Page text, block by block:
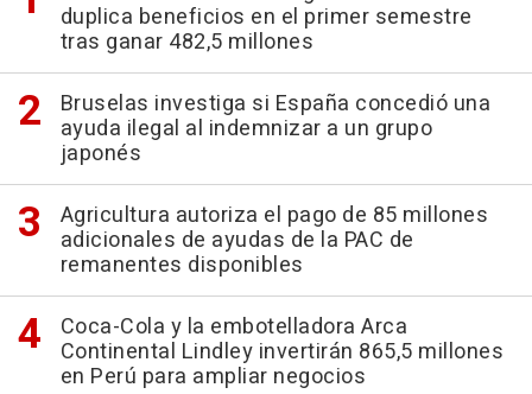
duplica beneficios en el primer semestre
tras ganar 482,5 millones
Bruselas investiga si España concedió una
ayuda ilegal al indemnizar a un grupo
japonés
Agricultura autoriza el pago de 85 millones
adicionales de ayudas de la PAC de
remanentes disponibles
Coca-Cola y la embotelladora Arca
Continental Lindley invertirán 865,5 millones
en Perú para ampliar negocios